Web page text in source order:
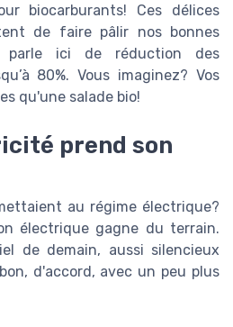
biocarburants! Ces délices
de faire pâlir nos bonnes
parle ici de réduction des
80%. Vous imaginez? Vos
qu'une salade bio!
prend son
au régime électrique?
électrique gagne du terrain.
de demain, aussi silencieux
d'accord, avec un peu plus